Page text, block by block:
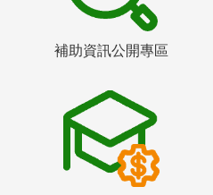
補助資訊公開專區